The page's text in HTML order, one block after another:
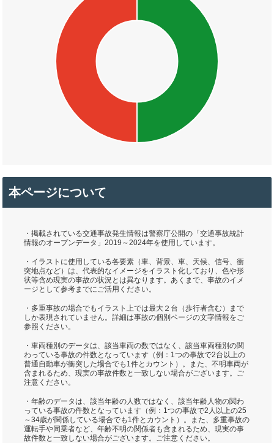
本ページについて
・掲載されている交通事故発生情報は警察庁公開の「交通事故統計
情報のオープンデータ」2019～2024年を使用しています。
・イラストに使用している各要素（車、背景、車、天候、信号、衝
突地点など）は、代表的なイメージをイラスト化しており、色や形
状等含め現実の事故の状況とは異なります。あくまで、事故のイメ
ージとして参考までにご活用ください。
・多重事故の場合でもイラスト上では最大２台（歩行者含む）まで
しか表現されていません。詳細は事故の個別ページの文字情報をご
参照ください。
・車両種別のデータは、該当車両の数ではなく、該当車両種別の関
わっている事故の件数となっています（例：1つの事故で2台以上の
普通自動車が衝突した場合でも1件とカウント）。また、不明車両が
含まれるため、現実の事故件数と一致しない場合がございます。ご
注意ください。
・年齢のデータは、該当年齢の人数ではなく、該当年齢人物の関わ
っている事故の件数となっています（例：1つの事故で2人以上の25
～34歳が関係している場合でも1件とカウント）。また、多重事故の
運転手や同乗者など、年齢不明の関係者も含まれるため、現実の事
故件数と一致しない場合がございます。ご注意ください。